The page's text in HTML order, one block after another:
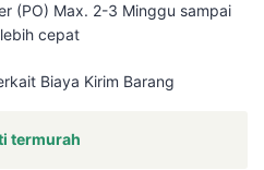
(PO) Max. 2-3 Minggu sampai
cepat
Biaya Kirim Barang
termurah